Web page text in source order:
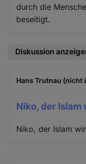
durch die
beseitigt.
Diskussion
Hans Trutnau (nicht
Niko, der
Niko, der Islam